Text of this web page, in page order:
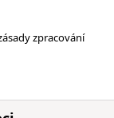
zpracování